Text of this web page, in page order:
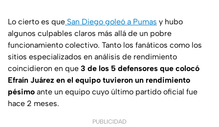
Lo cierto es que San Diego goleó a Pumas y hubo
algunos culpables claros más allá de un pobre
funcionamiento colectivo. Tanto los fanáticos como los
sitios especializados en análisis de rendimiento
coincidieron en que 3 de los 5 defensores que colocó
Efraín Juárez en el equipo tuvieron un rendimiento
pésimo ante un equipo cuyo último partido oficial fue
hace 2 meses.
PUBLICIDAD